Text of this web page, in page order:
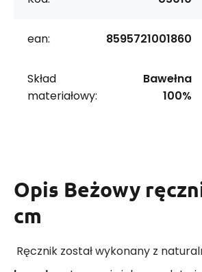
ean: 8595721001860
Skład
materiałowy:
Bawełna
100%
Opis Beżowy
cm
Ręcznik został wykonany z